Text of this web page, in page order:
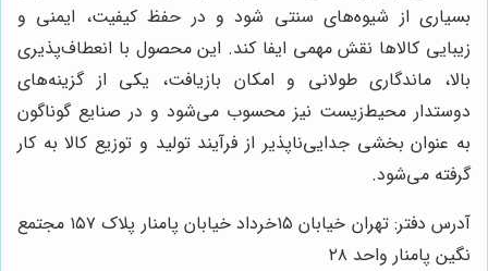
بسیاری از شیوه‌های سنتی شود و در حفظ کیفیت، ایمنی و
زیبایی کالاها نقش مهمی ایفا کند. این محصول با انعطاف‌پذیری
بالا، ماندگاری طولانی و امکان بازیافت، یکی از گزینه‌های
دوستدار محیط‌زیست نیز محسوب می‌شود و در صنایع گوناگون
به عنوان بخشی جدایی‌ناپذیر از فرآیند تولید و توزیع کالا به کار
گرفته می‌شود.
آدرس دفتر: تهران خیابان ۱۵خرداد خیابان پامنار پلاک ۱۵۷ مجتمع
نگین پامنار واحد ۲۸